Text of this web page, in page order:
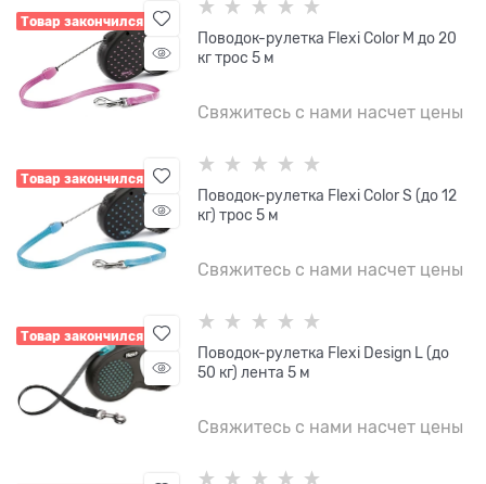
Товар закончился
Поводок-рулетка Flexi Color M до 20
кг трос 5 м
Свяжитесь с нами насчет цены
Товар закончился
Поводок-рулетка Flexi Color S (до 12
кг) трос 5 м
Свяжитесь с нами насчет цены
Товар закончился
Поводок-рулетка Flexi Design L (до
50 кг) лента 5 м
Свяжитесь с нами насчет цены